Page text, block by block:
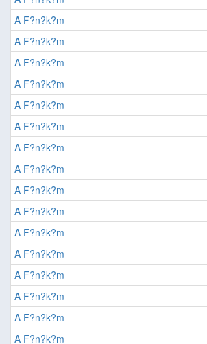
A F?n?k?m
A F?n?k?m
A F?n?k?m
A F?n?k?m
A F?n?k?m
A F?n?k?m
A F?n?k?m
A F?n?k?m
A F?n?k?m
A F?n?k?m
A F?n?k?m
A F?n?k?m
A F?n?k?m
A F?n?k?m
A F?n?k?m
A F?n?k?m